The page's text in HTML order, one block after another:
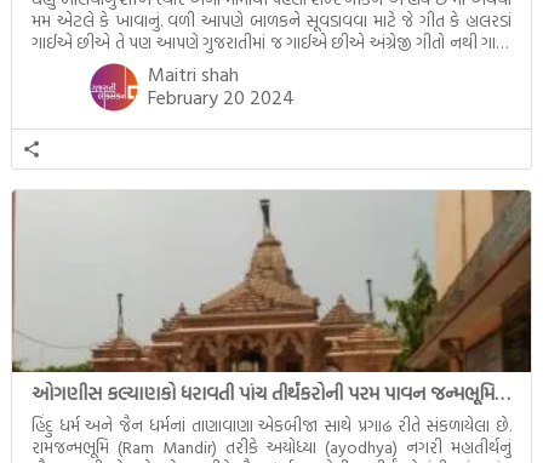
મમ એટલે કે ખાવાનું. વળી આપણે બાળકને સૂવડાવવા માટે જે ગીત કે હાલરડાં
ગાઈએ છીએ તે પણ આપણે ગુજરાતીમાં જ ગાઈએ છીએ અંગ્રેજી ગીતો નથી ગાતા.
આમ બાળકને […]
Maitri shah
February 20 2024
ઓગણીસ કલ્યાણકો ધરાવતી પાંચ તીર્થંકરોની પરમ પાવન જન્મભૂમિ – અયોધ્યા (Ayodhya)
હિંદુ ધર્મ અને જૈન ધર્મનાં તાણાવાણા એકબીજા સાથે પ્રગાઢ રીતે સંકળાયેલા છે.
રામજન્મભૂમિ (Ram Mandir) તરીકે અયોધ્યા (ayodhya) નગરી મહાતીર્થનું